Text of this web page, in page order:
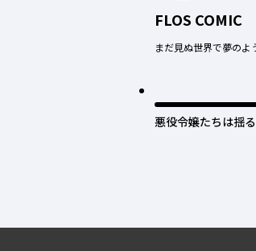
FLOS COMIC
まだ見ぬ世界で夢のよ
悪役令嬢たちは揺